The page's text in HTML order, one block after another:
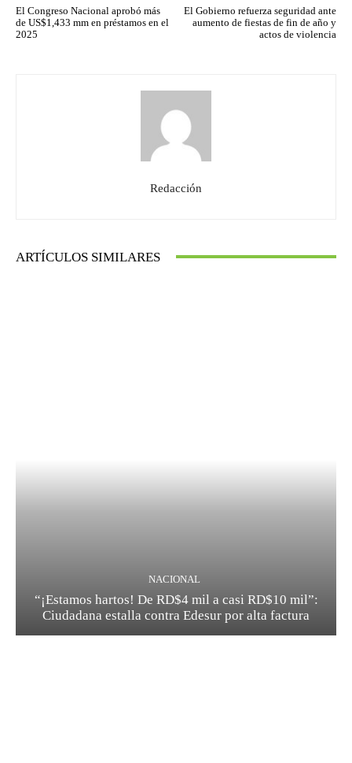
El Congreso Nacional aprobó más
de US$1,433 mm en préstamos en el
2025
El Gobierno refuerza seguridad ante
aumento de fiestas de fin de año y
actos de violencia
Redacción
ARTÍCULOS SIMILARES
NACIONAL
“¡Estamos hartos! De RD$4 mil a casi RD$10 mil”:
Ciudadana estalla contra Edesur por alta factura